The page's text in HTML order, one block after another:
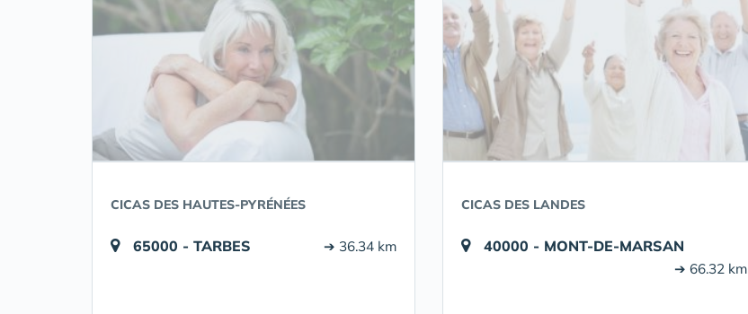
CICAS DES HAUTES-PYRÉNÉES
65000 - TARBES ➔ 36.34 km
CICAS DES LANDES
40000 - MONT-DE-MARSAN
➔ 66.32 km